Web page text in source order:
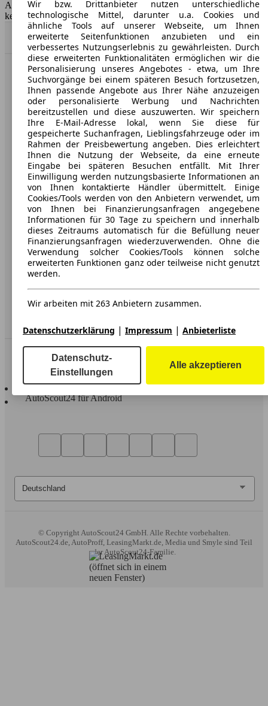
AutoScout24 GmbH übernimmt für die Richtigkeit der Angaben
keine Gewähr.
Nach Oben
AutoScout24: Europaweit der größte Online-Automarkt.
Unternehmen
Über AutoScout24
Presse
Karriere
Werbung
AGB
Datenschutz
Impressum
Erklärung zur Barrierefreiheit
Service
In Verbindung bleiben
AutoScout24 für iOS
AutoScout24 für Android
© Copyright AutoScout24 GmbH. Alle Rechte vorbehalten.
AutoScout24.de, AutoProff, LeasingMarkt.de, Media und Smyle sind Teil
der AutoScout24-Familie.
Wir bzw. Drittanbieter nutzen unterschiedliche
technologische Mittel, darunter u.a. Cookies und
ähnliche Tools auf unserer Webseite, um Ihnen
erweiterte Seitenfunktionen anzubieten und ein
verbessertes Nutzungserlebnis zu gewährleisten. Durch
diese erweiterten Funktionalitäten ermöglichen wir die
Personalisierung unseres Angebotes - etwa, um Ihre
Suchvorgänge bei einem späteren Besuch fortzusetzen,
Ihnen passende Angebote aus Ihrer Nähe anzuzeigen
oder personalisierte Werbung und Nachrichten
bereitzustellen und diese auszuwerten. Wir speichern
Ihre E-Mail-Adresse lokal, wenn Sie diese für
gespeicherte Suchanfragen, Lieblingsfahrzeuge oder im
Rahmen der Preisbewertung angeben. Dies erleichtert
Ihnen die Nutzung der Webseite, da eine erneute
Eingabe bei späteren Besuchen entfällt. Mit Ihrer
Einwilligung werden nutzungsbasierte Informationen an
von Ihnen kontaktierte Händler übermittelt. Einige
Cookies/Tools werden von den Anbietern verwendet, um
von Ihnen bei Finanzierungsanfragen angegebene
Informationen für 30 Tage zu speichern und innerhalb
dieses Zeitraums automatisch für die Befüllung neuer
Finanzierungsanfragen wiederzuverwenden. Ohne die
Verwendung solcher Cookies/Tools können solche
erweiterten Funktionen ganz oder teilweise nicht genutzt
werden.
Wir arbeiten mit 263 Anbietern zusammen.
Datenschutzerklärung | Impressum | Anbieterliste
Datenschutz-
Einstellungen
Alle akzeptieren